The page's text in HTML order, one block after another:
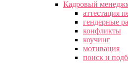
Кадровый
аттестация
гендерные
конфликты
коучинг
мотивация
поиск и